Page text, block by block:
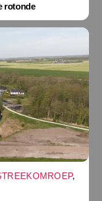
rotonde
,